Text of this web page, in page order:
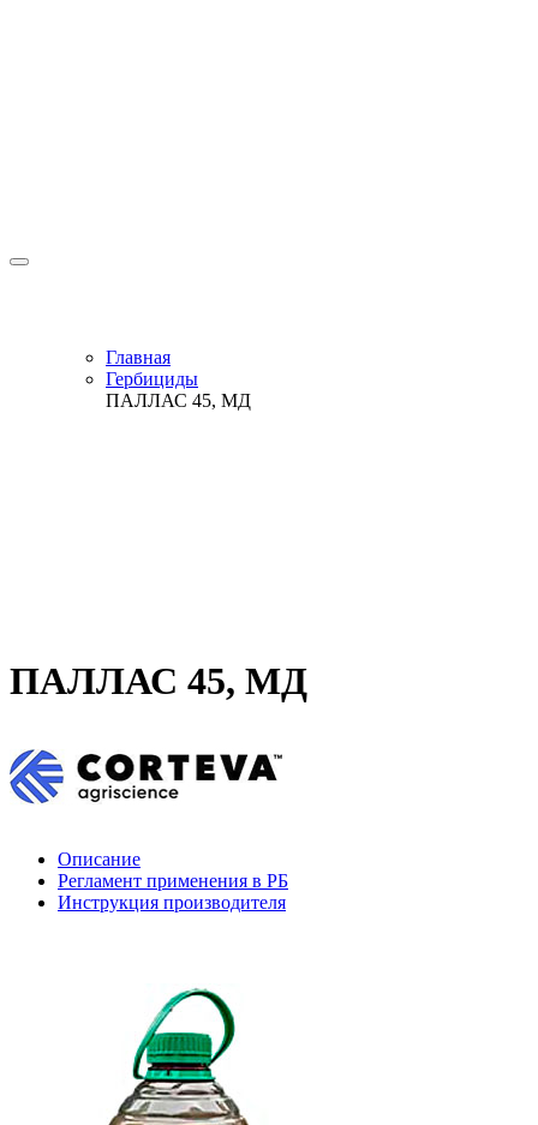
Главная
Гербициды
ПАЛЛАС 45, МД
ПАЛЛАС 45, МД
Описание
Регламент применения в РБ
Инструкция производителя